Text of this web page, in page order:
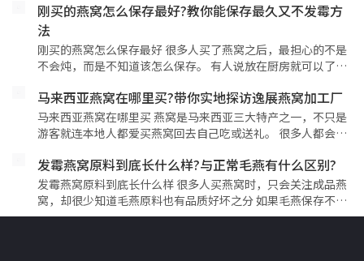
刚买的燕窝怎么保存最好?教你能保存最久又不发霉方
法
刚买的燕窝怎么保存最好 很多人买了燕窝之后，最担心的不是
不会炖，而是不知道该怎么保存。 有人说放在厨房就可以了…
马来西亚燕窝在哪里买?带你实地探访逸展燕窝加工厂
马来西亚燕窝在哪里买 燕窝是马来西亚三大特产之一，不只是
游客就连本地人都爱买燕窝回去自己吃或送礼。 很多人都会…
发霉燕窝原料到底长什么样?与正常毛燕有什么区别?
发霉燕窝原料到底长什么样 很多人买燕窝时，只会关注成品燕
窝，却很少知道毛燕原料也有品质好坏之分 如果毛燕保存不…